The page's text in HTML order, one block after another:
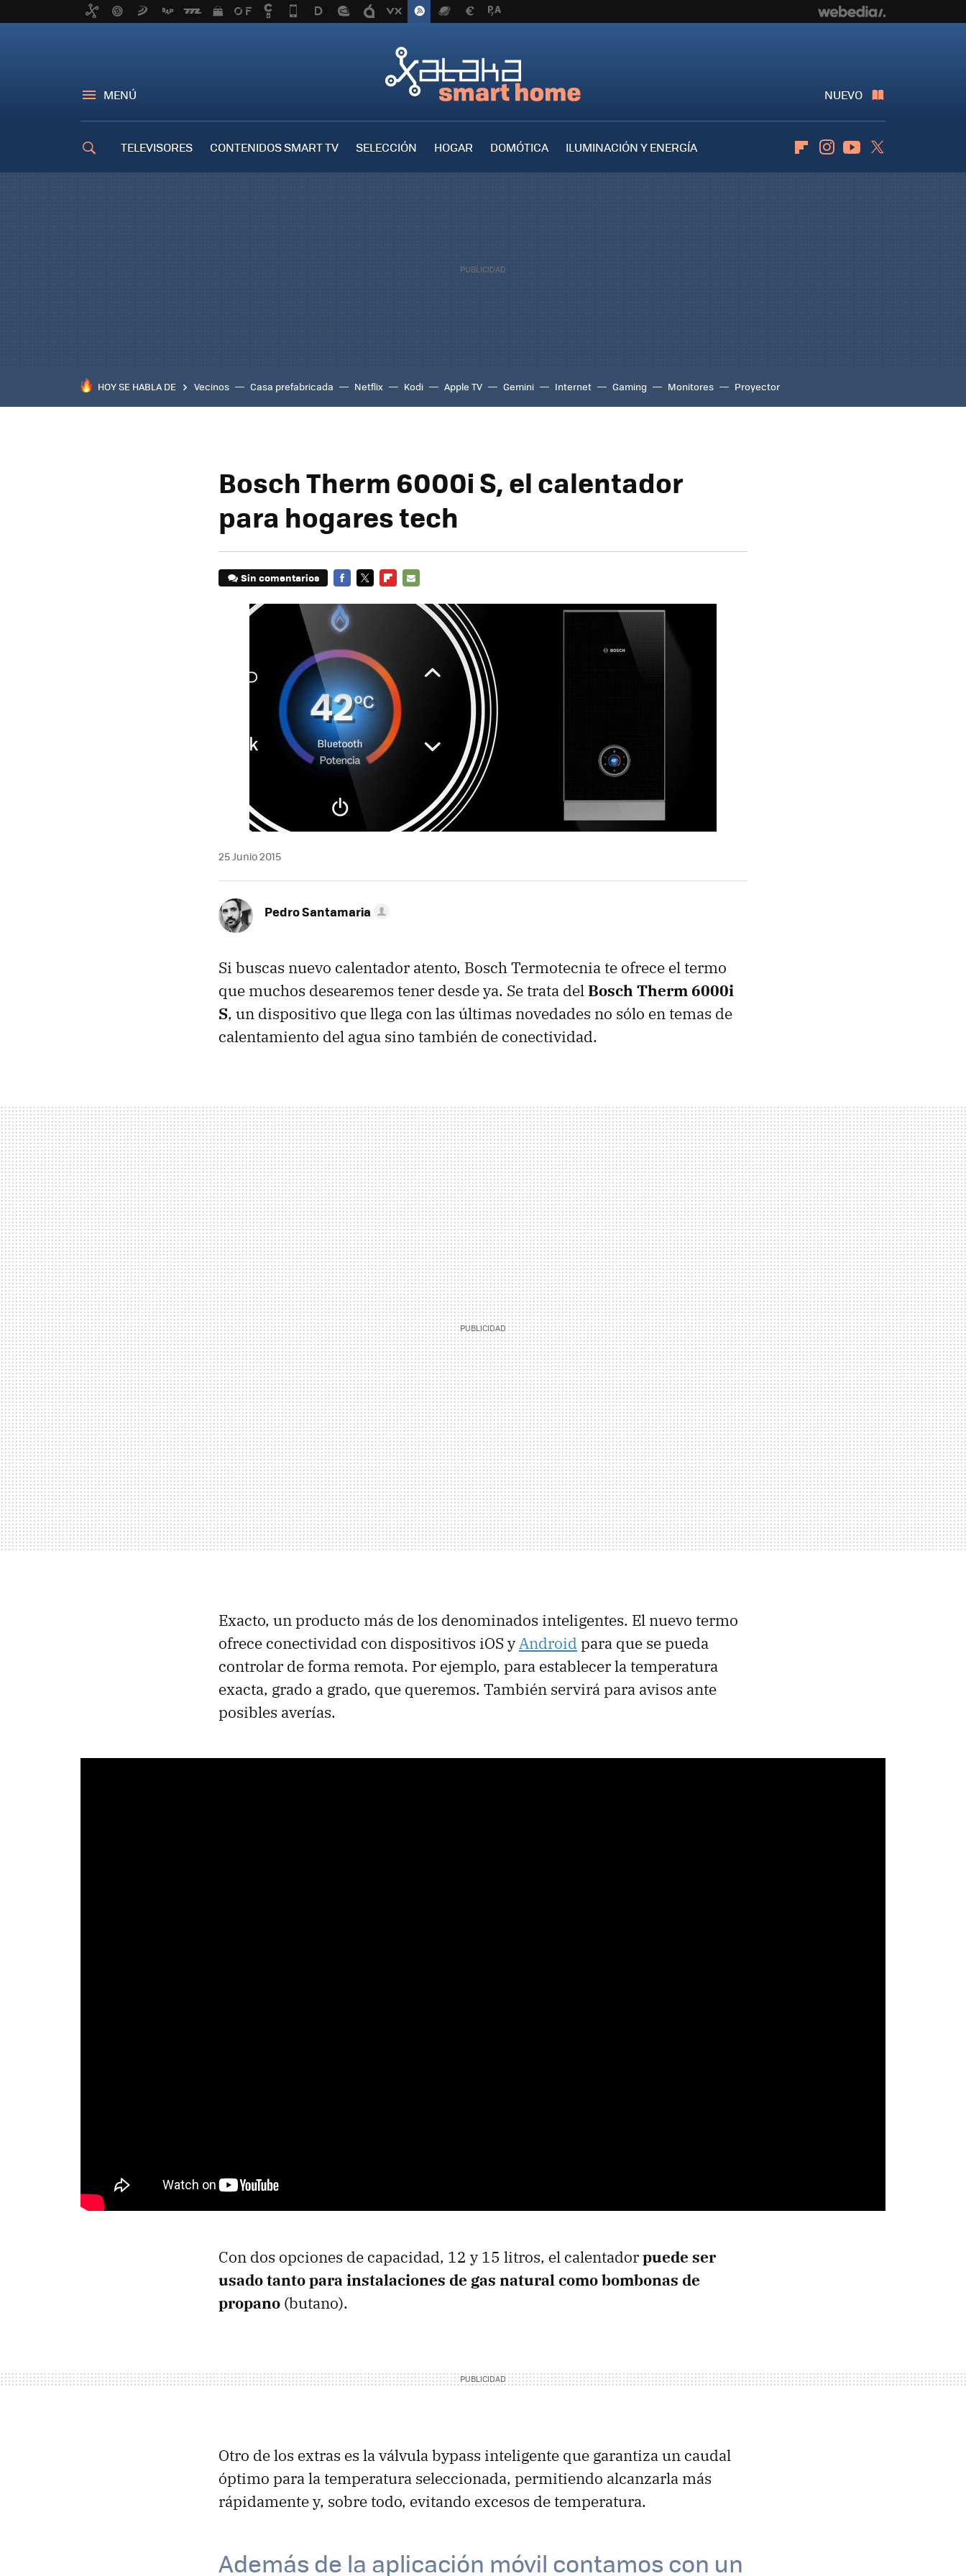
MENÚ NUEVO
TELEVISORES CONTENIDOS SMART TV SELECCIÓN HOGAR DOMÓTICA
ILUMINACIÓN Y ENERGÍA
FlipboardInstagramYoutube
HOY SE HABLA DE Vecinos Casa prefabricada Netflix Kodi Apple TV Gemini Internet Gaming Monitores Proyector
Bosch Therm 6000i S, el calentador
para hogares tech
Sin comentarios
MAIL
25 Junio 2015
Pedro Santamaria
Si buscas nuevo calentador atento, Bosch Termotecnia te ofrece el termo
que muchos desearemos tener desde ya. Se trata delBosch Therm 6000i
S, un dispositivo que llega con las últimas novedades no sólo en temas de
calentamiento del agua sino también de conectividad.
Exacto, un producto más de los denominados inteligentes. El nuevo termo
ofrece conectividad con dispositivos iOS yAndroid para que se pueda
controlar de forma remota. Por ejemplo, para establecer la temperatura
exacta, grado a grado, que queremos. También servirá para avisos ante
posibles averías.
Con dos opciones de capacidad, 12 y 15 litros, el calentadorpuede ser
usado tanto para instalaciones de gas natural como bombonas de
propano (butano).
Otro de los extras es la válvula bypass inteligente que garantiza un caudal
óptimo para la temperatura seleccionada, permitiendo alcanzarla más
rápidamente y, sobre todo, evitando excesos de temperatura.
Además de la aplicación móvil contamos con un